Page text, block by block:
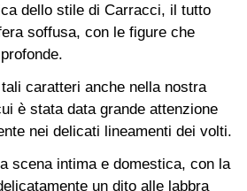
dello stile di Carracci, il tutto
soffusa, con le figure che
caratteri anche nella nostra
è stata data grande attenzione
nei delicati lineamenti dei volti.
scena intima e domestica, con la
un dito alle labbra